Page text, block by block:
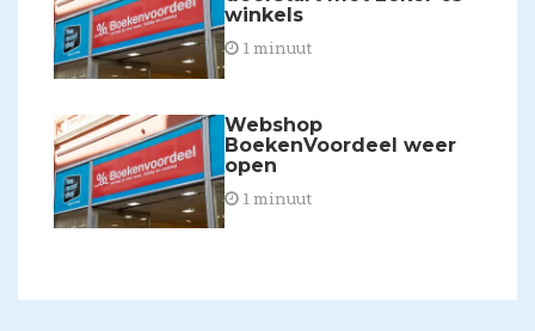
winkels
1 minuut
Webshop
BoekenVoordeel weer
open
1 minuut